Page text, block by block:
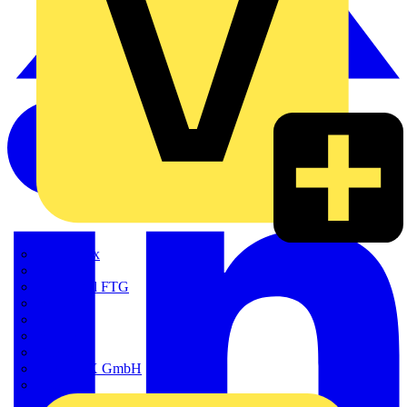
Adaptaflex
Amphenol FTG
DOTLUX GmbH